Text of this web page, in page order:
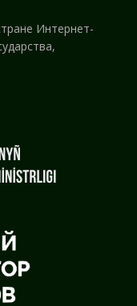
Интернет-